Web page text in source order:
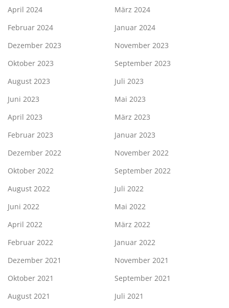
April 2024
März 2024
Februar 2024
Januar 2024
Dezember 2023
November 2023
Oktober 2023
September 2023
August 2023
Juli 2023
Juni 2023
Mai 2023
April 2023
März 2023
Februar 2023
Januar 2023
Dezember 2022
November 2022
Oktober 2022
September 2022
August 2022
Juli 2022
Juni 2022
Mai 2022
April 2022
März 2022
Februar 2022
Januar 2022
Dezember 2021
November 2021
Oktober 2021
September 2021
August 2021
Juli 2021